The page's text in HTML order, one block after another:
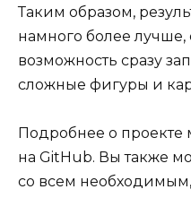
Таким образом,
намного более лучше,
возможность сразу
сложные фигуры и
Подробнее о проекте
на GitHub. Вы также
со всем необходимым,